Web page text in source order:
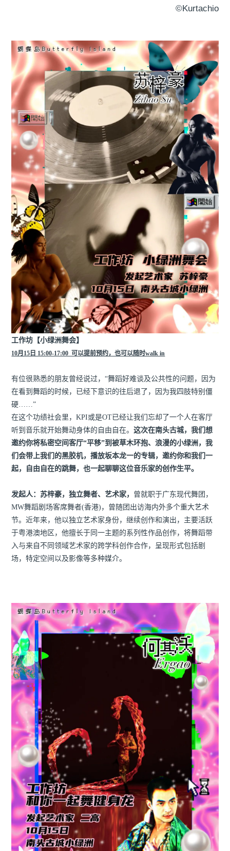
©️Kurtachio
工作坊【小绿洲舞会】
10月15日 15:00-17:00 可以提前预约，也可以随时walk in
有位很熟悉的朋友曾经说过，“舞蹈好难谈及公共性的问题，因为
在看到舞蹈的时候，已经下意识的往后退了，因为我四肢特别僵
硬……”
在这个功绩社会里，KPI或是OT已经让我们忘却了一个人在客厅
听到音乐就开始舞动身体的自由自在。这次在南头古城，我们想
邀约你将私密空间客厅“平移”到被草木环抱、浪漫的小绿洲，我
们会带上我们的黑胶机，播放坂本龙一的专辑，邀约你和我们一
起，自由自在的跳舞，也一起聊聊这位音乐家的创作生平。
发起人：苏梓豪，独立舞者、艺术家， 曾就职于广东现代舞团，
MW舞蹈剧场客席舞者(香港)，曾随团出访海内外多个重大艺术
节。近年来，他以独立艺术家身份，继续创作和演出，主要活跃
于粤港澳地区，他擅长于同一主题的系列性作品创作，将舞蹈带
入与来自不同领域艺术家的跨学科创作合作，呈现形式包括剧
场，特定空间以及影像等多种媒介。